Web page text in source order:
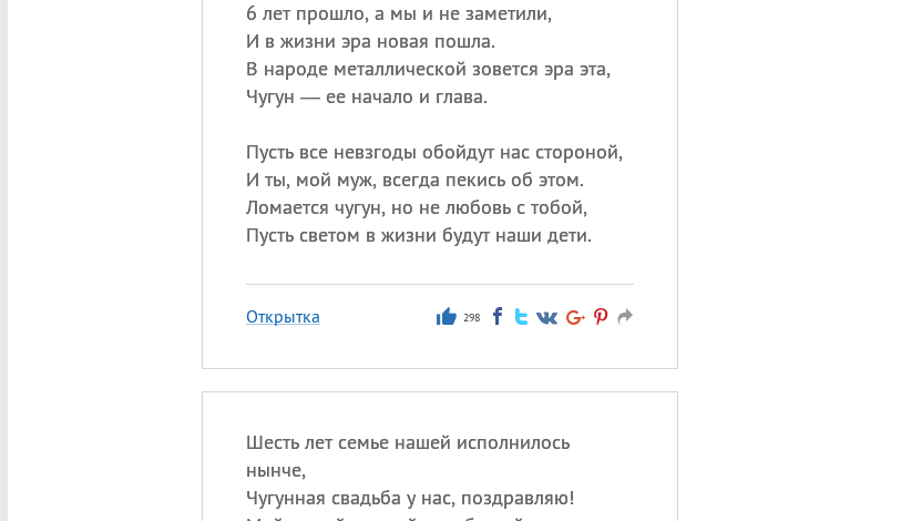
6 лет прошло, а мы и не заметили,
И в жизни эра новая пошла.
В народе металлической зовется эра эта,
Чугун — ее начало и глава.
Пусть все невзгоды обойдут нас стороной,
И ты, мой муж, всегда пекись об этом.
Ломается чугун, но не любовь с тобой,
Пусть светом в жизни будут наши дети.
Открытка 298
Шесть лет семье нашей исполнилось
нынче,
Чугунная свадьба у нас, поздравляю!